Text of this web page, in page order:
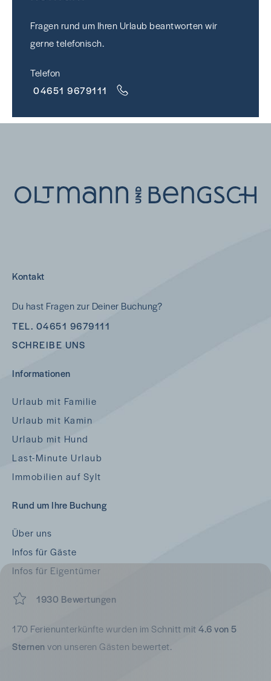
Fragen rund um Ihren Urlaub beantworten wir
gerne telefonisch.
Telefon
04651 9679111
Kontakt
Du hast Fragen zur Deiner Buchung?
TEL. 04651 9679111
SCHREIBE UNS
Informationen
Urlaub mit Familie
Urlaub mit Kamin
Urlaub mit Hund
Last-Minute Urlaub
Immobilien auf Sylt
Rund um Ihre Buchung
Über uns
Infos für Gäste
Infos für Eigentümer
1930 Bewertungen
170 Ferienunterkünfte wurden im Schnitt mit4.6 von 5
Sternenvon unseren Gästen bewertet.